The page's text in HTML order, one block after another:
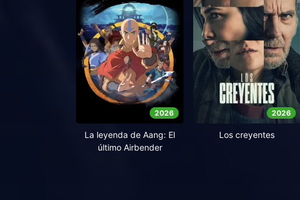
2026
La leyenda de Aang: El
último Airbender
2026
Los creyentes